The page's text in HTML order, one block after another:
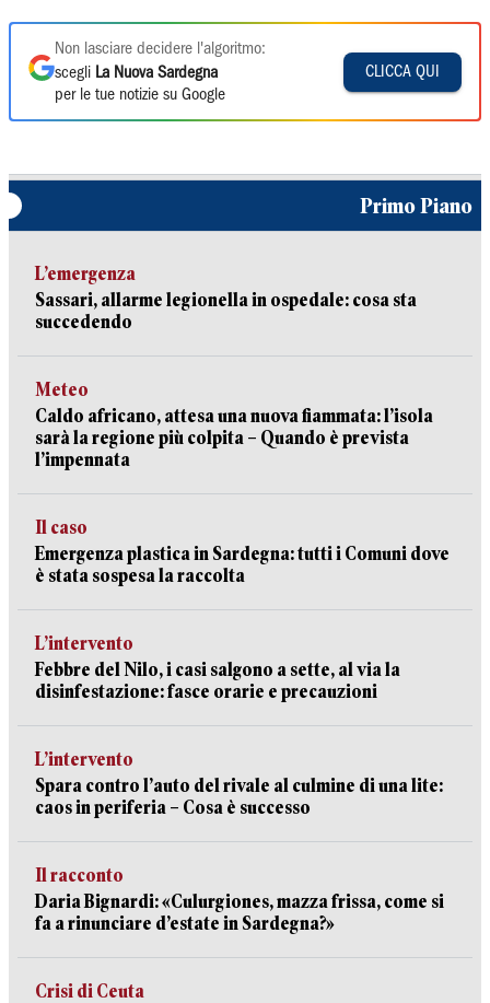
Non lasciare decidere l'algoritmo:
scegli La Nuova Sardegna
per le tue notizie su Google
CLICCA QUI
Primo Piano
L’emergenza
Sassari, allarme legionella in ospedale: cosa sta
succedendo
Meteo
Caldo africano, attesa una nuova fiammata: l’isola
sarà la regione più colpita – Quando è prevista
l’impennata
Il caso
Emergenza plastica in Sardegna: tutti i Comuni dove
è stata sospesa la raccolta
L’intervento
Febbre del Nilo, i casi salgono a sette, al via la
disinfestazione: fasce orarie e precauzioni
L’intervento
Spara contro l’auto del rivale al culmine di una lite:
caos in periferia – Cosa è successo
Il racconto
Daria Bignardi: «Culurgiones, mazza frissa, come si
fa a rinunciare d’estate in Sardegna?»
Crisi di Ceuta